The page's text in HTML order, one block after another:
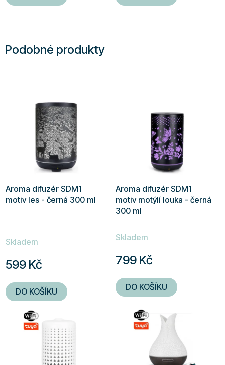
Podobné produkty
Aroma difuzér SDM1
motiv les - černá 300 ml
Skladem
599 Kč
DO KOŠÍKU
Aroma difuzér SDM1
motiv motýlí louka - černá
300 ml
hodnocení
je
5,0
z
hvězdiček.
Skladem
799 Kč
DO KOŠÍKU